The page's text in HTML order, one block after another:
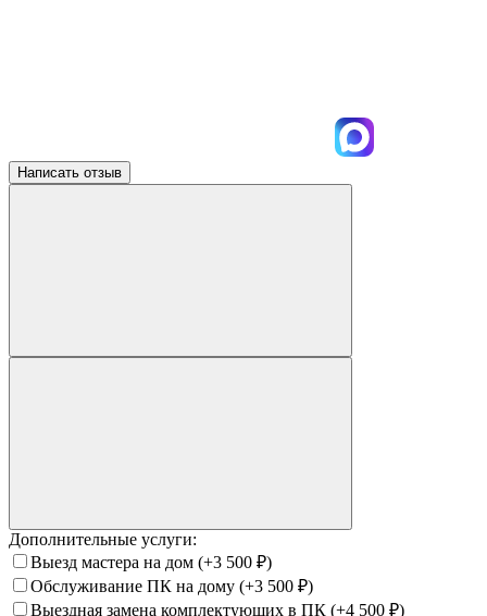
Написать отзыв
Дополнительные услуги:
Выезд мастера на дом (+3 500 ₽)
Обслуживание ПК на дому (+3 500 ₽)
Выездная замена комплектующих в ПК (+4 500 ₽)